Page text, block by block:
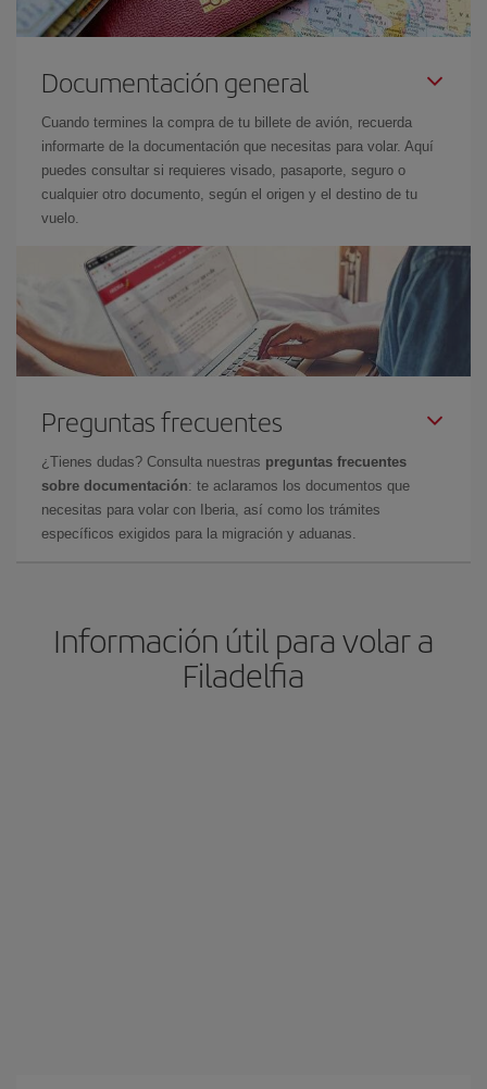
Documentación general
Cuando termines la compra de tu billete de avión, recuerda
informarte de la documentación que necesitas para volar. Aquí
puedes consultar si requieres visado, pasaporte, seguro o
cualquier otro documento, según el origen y el destino de tu
vuelo.
Preguntas frecuentes
¿Tienes dudas? Consulta nuestras preguntas frecuentes
sobre documentación: te aclaramos los documentos que
necesitas para volar con Iberia, así como los trámites
específicos exigidos para la migración y aduanas.
Información útil para volar a
Filadelfia